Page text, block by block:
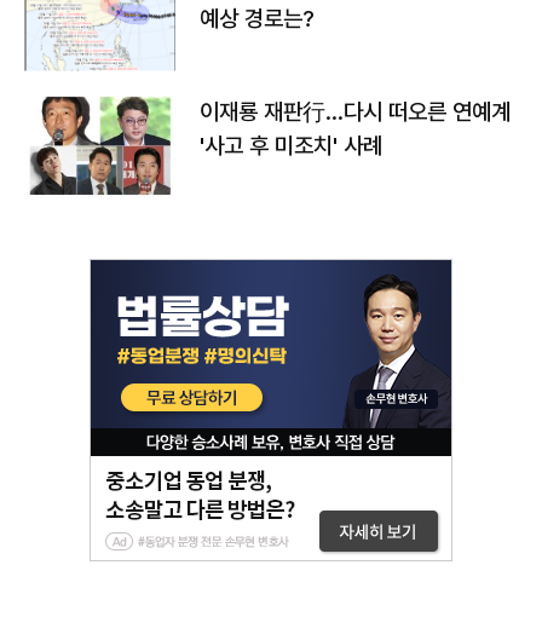
예상 경로는?
이재룡 재판行…다시 떠오른 연예계
'사고 후 미조치' 사례